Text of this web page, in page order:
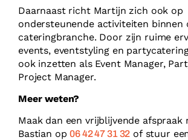
Daarnaast richt Martijn zich ook op
ondersteunende activiteiten binnen
cateringbranche. Door zijn ruime
events, eventstyling en
ook inzetten als Event Manager,
Project Manager.
Meer weten?
Maak dan een vrijblijvende afspraak
Bastian op06 42 47 31 32 of stuur